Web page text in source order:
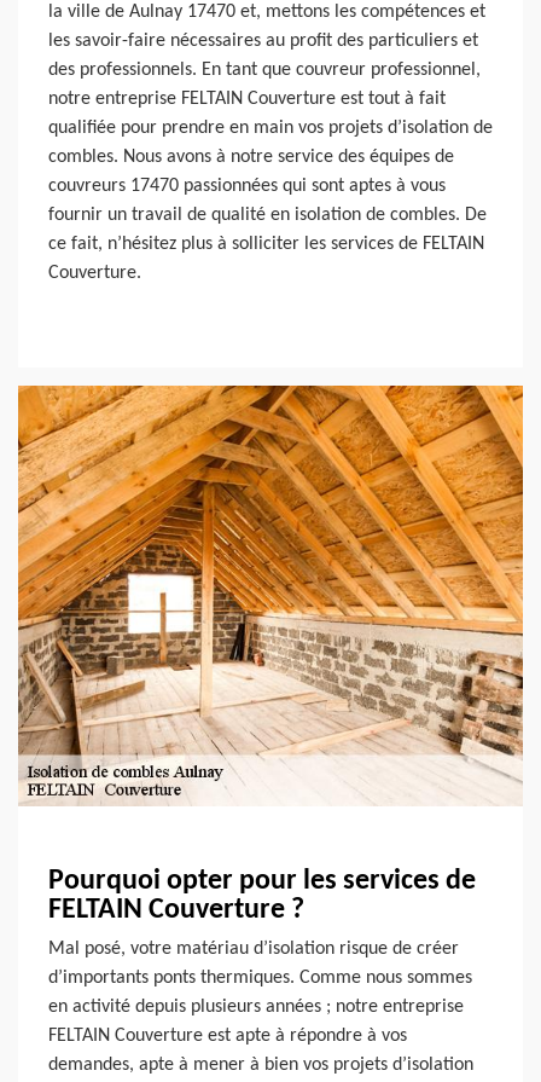
la ville de Aulnay 17470 et, mettons les compétences et
les savoir-faire nécessaires au profit des particuliers et
des professionnels. En tant que couvreur professionnel,
notre entreprise FELTAIN Couverture est tout à fait
qualifiée pour prendre en main vos projets d’isolation de
combles. Nous avons à notre service des équipes de
couvreurs 17470 passionnées qui sont aptes à vous
fournir un travail de qualité en isolation de combles. De
ce fait, n’hésitez plus à solliciter les services de FELTAIN
Couverture.
Pourquoi opter pour les services de
FELTAIN Couverture ?
Mal posé, votre matériau d’isolation risque de créer
d’importants ponts thermiques. Comme nous sommes
en activité depuis plusieurs années ; notre entreprise
FELTAIN Couverture est apte à répondre à vos
demandes, apte à mener à bien vos projets d’isolation